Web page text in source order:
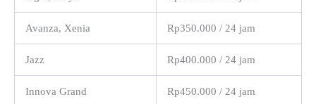
Avanza, Xenia Rp350.000 / 24 jam
Jazz Rp400.000 / 24 jam
Innova Grand Rp450.000 / 24 jam